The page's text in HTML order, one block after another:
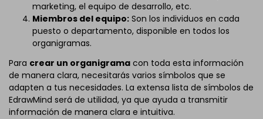
marketing, el equipo de desarrollo, etc.
Miembros del equipo: Son los individuos en cada
puesto o departamento, disponible en todos los
organigramas.
Para crear un organigrama con toda esta información
de manera clara, necesitarás varios símbolos que se
adapten a tus necesidades. La extensa lista de símbolos de
EdrawMind será de utilidad, ya que ayuda a transmitir
información de manera clara e intuitiva.